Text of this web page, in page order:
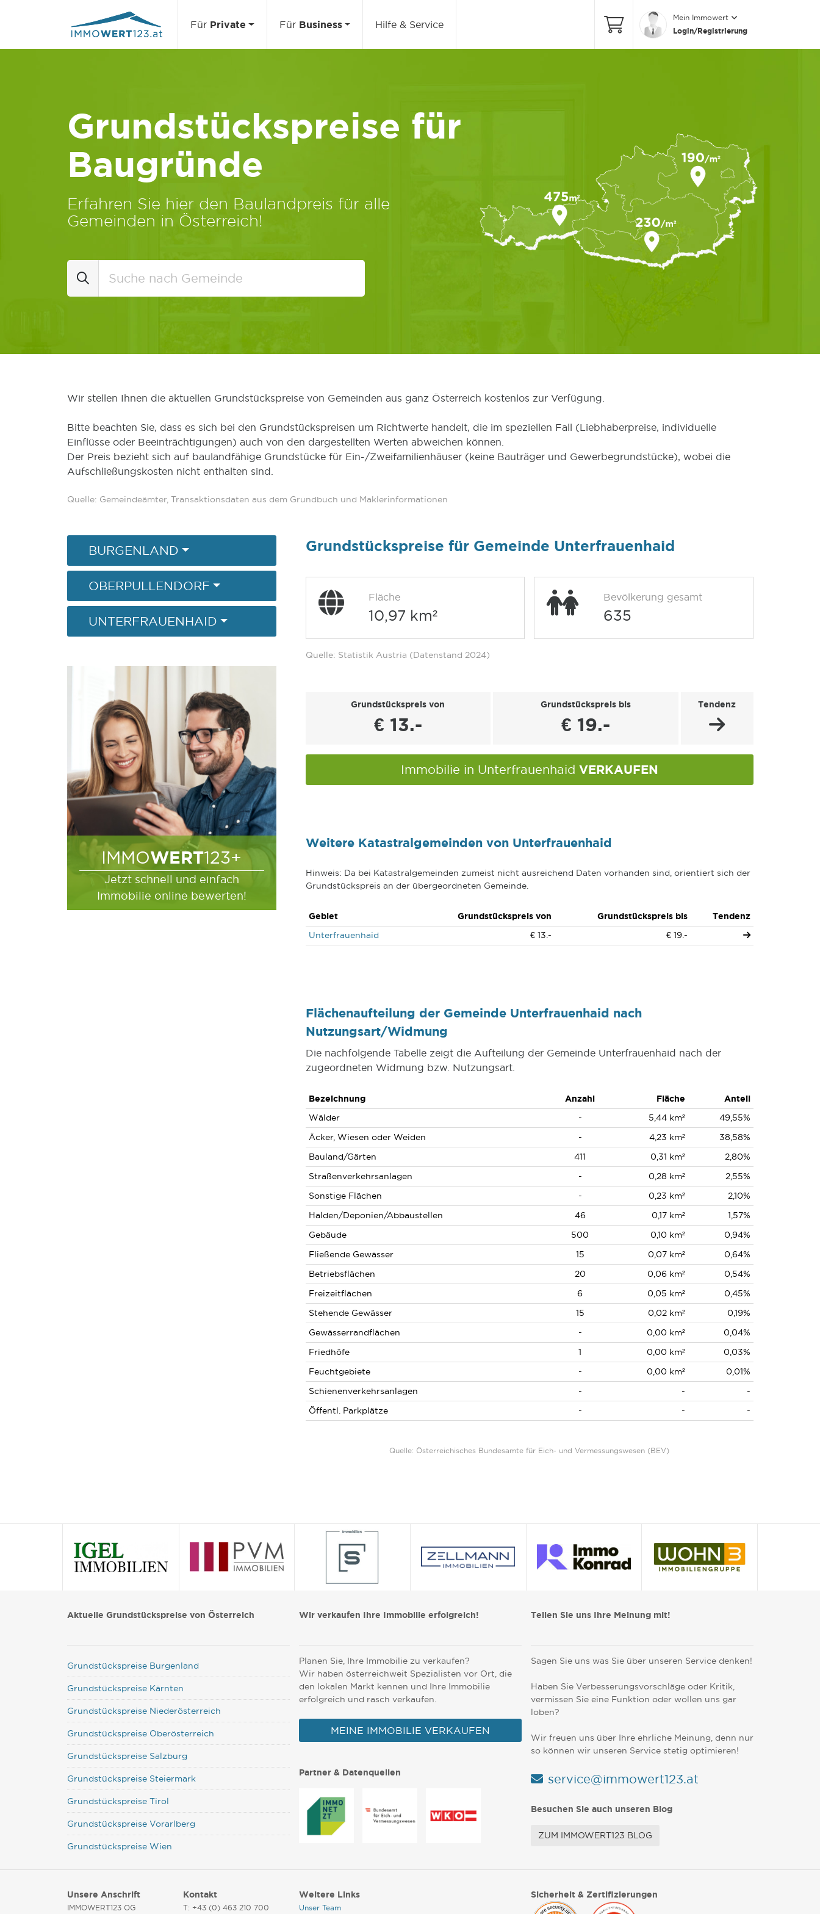
Für Private Für Business Hilfe & Service
Mein Immowert
Login/Registrierung
Grundstückspreise für
Baugründe
Erfahren Sie hier den Baulandpreis für alle
Gemeinden in Österreich!
Wir stellen Ihnen die aktuellen Grundstückspreise von Gemeinden aus ganz Österreich kostenlos zur Verfügung.
Bitte beachten Sie, dass es sich bei den Grundstückspreisen um Richtwerte handelt, die im speziellen Fall (Liebhaberpreise, individuelle
Einflüsse oder Beeinträchtigungen) auch von den dargestellten Werten abweichen können.
Der Preis bezieht sich auf baulandfähige Grundstücke für Ein-/Zweifamilienhäuser (keine Bauträger und Gewerbegrundstücke), wobei die
Aufschließungskosten nicht enthalten sind.
Quelle: Gemeindeämter, Transaktionsdaten aus dem Grundbuch und Maklerinformationen
BURGENLAND
OBERPULLENDORF
UNTERFRAUENHAID
IMMOWERT123+
Jetzt schnell und einfach
Immobilie online bewerten!
Grundstückspreise für Gemeinde Unterfrauenhaid
Fläche
10,97 km²
Bevölkerung gesamt
635
Quelle: Statistik Austria (Datenstand 2024)
Grundstückspreis von
€ 13.-
Grundstückspreis bis
€ 19.-
Tendenz
Immobilie in Unterfrauenhaid VERKAUFEN
Weitere Katastralgemeinden von Unterfrauenhaid
Hinweis: Da bei Katastralgemeinden zumeist nicht ausreichend Daten vorhanden sind, orientiert sich der
Grundstückspreis an der übergeordneten Gemeinde.
Gebiet Grundstückspreis von Grundstückspreis bis
Tendenz
Unterfrauenhaid
€ 13.- € 19.-
Flächenaufteilung der Gemeinde Unterfrauenhaid nach
Nutzungsart/Widmung
Die nachfolgende Tabelle zeigt die Aufteilung der Gemeinde Unterfrauenhaid nach der
zugeordneten Widmung bzw. Nutzungsart.
Bezeichnung Anzahl Fläche
Anteil
Wälder
- 5,44 km²
49,55%
Äcker, Wiesen oder Weiden
- 4,23 km²
38,58%
Bauland/Gärten
411 0,31 km²
2,80%
Straßenverkehrsanlagen
- 0,28 km²
2,55%
Sonstige Flächen
- 0,23 km²
2,10%
Halden/Deponien/Abbaustellen
46 0,17 km²
1,57%
Gebäude
500 0,10 km²
0,94%
Fließende Gewässer
15 0,07 km²
0,64%
Betriebsflächen
20 0,06 km²
0,54%
Freizeitflächen
6 0,05 km²
0,45%
Stehende Gewässer
15 0,02 km²
0,19%
Gewässerrandflächen
- 0,00 km²
0,04%
Friedhöfe
1 0,00 km²
0,03%
Feuchtgebiete
- 0,00 km²
0,01%
Schienenverkehrsanlagen
- -
-
Öffentl. Parkplätze
- - -
Quelle: Österreichisches Bundesamte für Eich- und Vermessungswesen (BEV)
Aktuelle Grundstückspreise von Österreich
Grundstückspreise Burgenland
Grundstückspreise Kärnten
Grundstückspreise Niederösterreich
Grundstückspreise Oberösterreich
Grundstückspreise Salzburg
Grundstückspreise Steiermark
Grundstückspreise Tirol
Grundstückspreise Vorarlberg
Grundstückspreise Wien
Wir verkaufen Ihre Immobilie erfolgreich!
Planen Sie, Ihre Immobilie zu verkaufen?
Wir haben österreichweit Spezialisten vor Ort, die
den lokalen Markt kennen und Ihre Immobilie
erfolgreich und rasch verkaufen.
MEINE IMMOBILIE VERKAUFEN
Partner & Datenquellen
Teilen Sie uns Ihre Meinung mit!
Sagen Sie uns was Sie über unseren Service denken!
Haben Sie Verbesserungsvorschläge oder Kritik,
vermissen Sie eine Funktion oder wollen uns gar
loben?
Wir freuen uns über Ihre ehrliche Meinung, denn nur
so können wir unseren Service stetig optimieren!
service@immowert123.at
Besuchen Sie auch unseren Blog
ZUM IMMOWERT123 BLOG
Unsere Anschrift
IMMOWERT123 OG
Kontakt
T: +43 (0) 463 210 700
Weitere Links
Unser Team
Sicherheit & Zertifizierungen